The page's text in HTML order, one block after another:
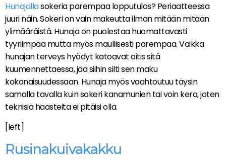
Hunajallasokeria parempaa lopputulos? Periaatteessa
juuri näin. Sokeri on vain makeutta ilman mitään mitään
ylimääräistä. Hunaja on puolestaa huomattavasti
tyyriimpää mutta myös maullisesti parempaa. Vaikka
hunajan terveys hyödyt katoavat oitis sitä
kuumennettaessa, jää siihin silti sen maku
kokonaisuudessaan. Hunaja myös vaahtoutuu täysin
samalla tavalla kuin sokeri kanamunien tai voin kera, joten
teknisiä haasteita ei pitäisi olla.
[left]
Rusinakuivakakku